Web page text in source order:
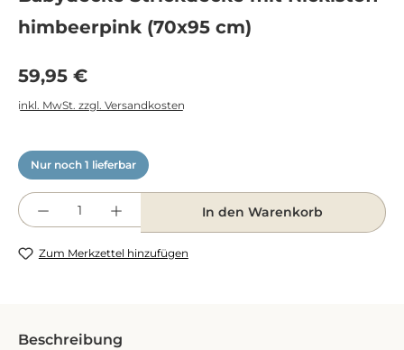
himbeerpink (70x95 cm)
Regulärer Preis:
59,95 €
inkl. MwSt. zzgl. Versandkosten
Nur noch 1 lieferbar
Produkt Anzahl: Gib den gewünschten
In den Warenkorb
Zum Merkzettel hinzufügen
Beschreibung